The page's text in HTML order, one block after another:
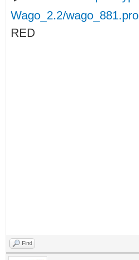
Wago_2.2/wago_881.pro
RED
Find